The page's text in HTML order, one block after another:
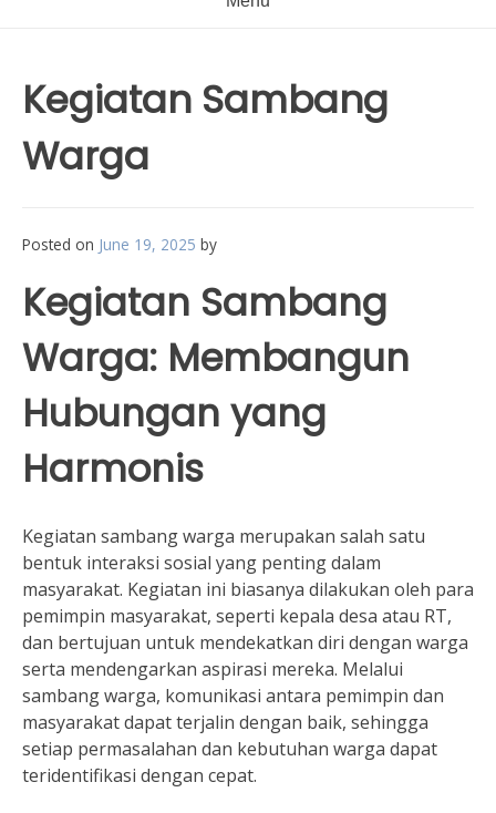
Kegiatan Sambang
Warga
Posted on June 19, 2025 by
Kegiatan Sambang
Warga: Membangun
Hubungan yang
Harmonis
Kegiatan sambang warga merupakan salah satu
bentuk interaksi sosial yang penting dalam
masyarakat. Kegiatan ini biasanya dilakukan oleh para
pemimpin masyarakat, seperti kepala desa atau RT,
dan bertujuan untuk mendekatkan diri dengan warga
serta mendengarkan aspirasi mereka. Melalui
sambang warga, komunikasi antara pemimpin dan
masyarakat dapat terjalin dengan baik, sehingga
setiap permasalahan dan kebutuhan warga dapat
teridentifikasi dengan cepat.